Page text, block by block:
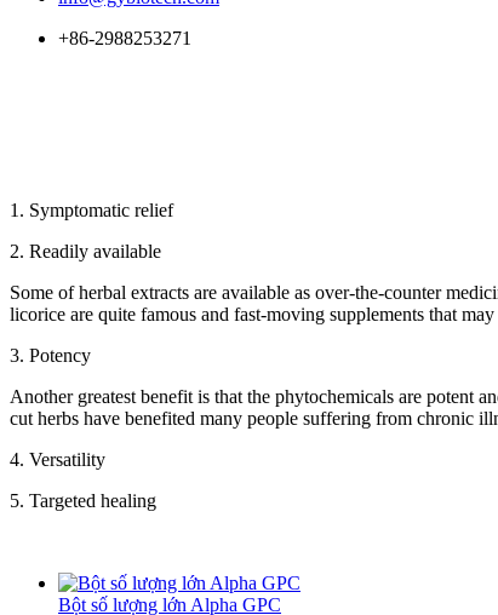
+86-2988253271
1. Symptomatic relief
2. Readily available
Some of herbal extracts are available as over-the-counter
licorice are quite famous and fast-moving supplements that
3. Potency
Another greatest benefit is that the phytochemicals are potent
cut herbs have benefited many people suffering from chronic
4. Versatility
5. Targeted healing
Bột số lượng lớn Alpha GPC